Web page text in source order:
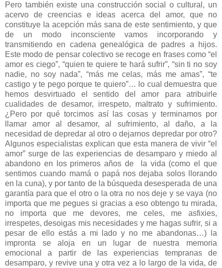
Pero también existe una construcción social o cultural, un
acervo de creencias e ideas acerca del amor, que no
constituye la acepción más sana de este sentimiento, y que
de un modo inconsciente vamos incorporando y
transmitiendo en cadena genealógica de padres a hijos.
Este modo de pensar colectivo se recoge en frases como “el
amor es ciego”, “quien te quiere te hará sufrir”, “sin ti no soy
nadie, no soy nada”, “más me celas, más me amas”, “te
castigo y te pego porque te quiero”… lo cual demuestra que
hemos desvirtuado el sentido del amor para atribuirle
cualidades de desamor, irrespeto, maltrato y sufrimiento.
¿Pero por qué torcimos así las cosas y terminamos por
llamar amor al desamor, al sufrimiento, al daño, a la
necesidad de depredar al otro o dejarnos depredar por otro?
Algunos especialistas explican que esta manera de vivir “el
amor” surge de las experiencias de desamparo y miedo al
abandono en los primeros años de la vida (como el que
sentimos cuando mamá o papá nos dejaba solos llorando
en la cuna), y por tanto de la búsqueda desesperada de una
garantía para que el otro o la otra no nos deje y se vaya (no
importa que me pegues si gracias a eso obtengo tu mirada,
no importa que me devores, me celes, me asfixies,
irrespetes, desoigas mis necesidades y me hagas sufrir, si a
pesar de ello estás a mi lado y no me abandonas…) la
impronta se aloja en un lugar de nuestra memoria
emocional a partir de las experiencias tempranas de
desamparo, y revive una y otra vez a lo largo de la vida, de